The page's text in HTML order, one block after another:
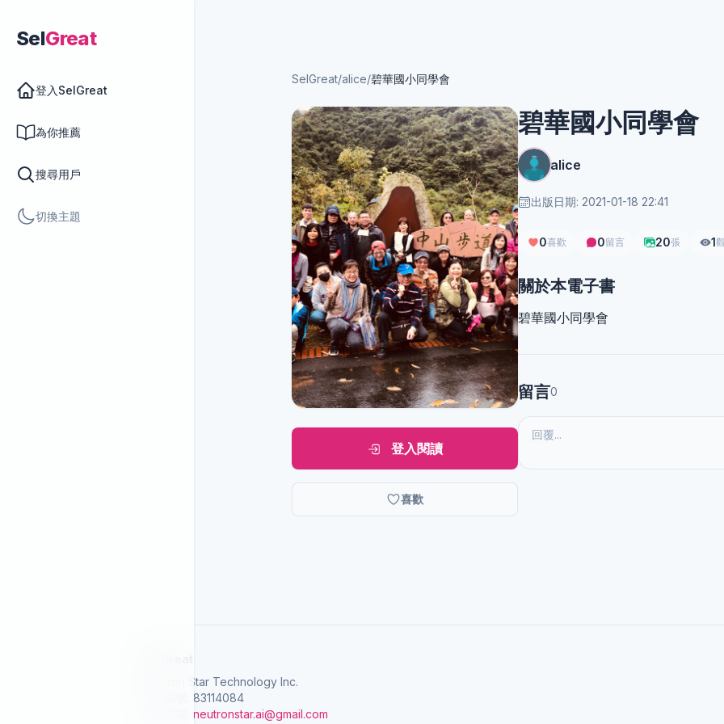
SelGreat
登入SelGreat
為你推薦
搜尋用戶
切換主題
SelGreat/alice/碧華國小同學會
登入閱讀
喜歡
碧華國小同學會
alice
出版日期: 2021-01-18 22:41
0喜歡 0留言 20張 1
關於本電子書
碧華國小同學會
留言0
Neutron Star Technology Inc.
統一編號: 83114084
neutronstar.ai@gmail.com